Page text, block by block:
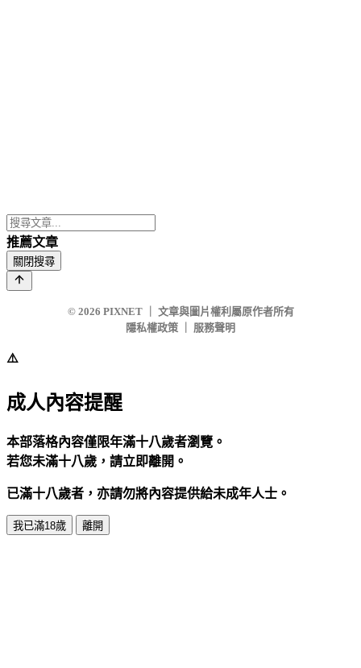
推薦文章
關閉搜尋
© 2026 PIXNET
文章與圖片權利屬原作者所有
隱私權政策
服務聲明
⚠️
成人內容提醒
本部落格內容僅限年滿十八歲者瀏覽。
若您未滿十八歲，請立即離開。
已滿十八歲者，亦請勿將內容提供給未成年人士。
我已滿18歲 離開